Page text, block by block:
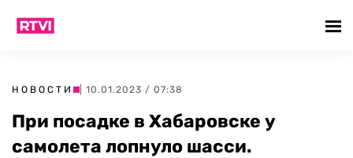
НОВОСТИ | 10.01.2023 / 07:38
При посадке в Хабаровске у
самолета лопнуло шасси.